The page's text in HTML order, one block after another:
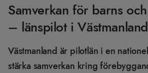
Samverkan för barns
– länspilot i Västmanland
Västmanland är pilotlän i en
stärka samverkan kring